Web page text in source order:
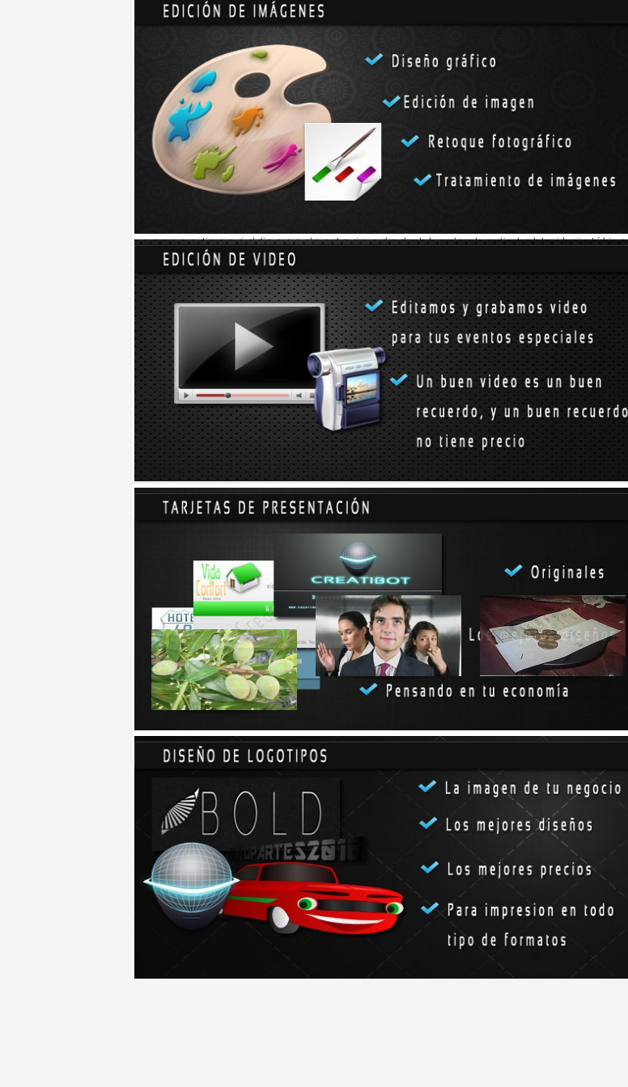
El almendro tiene numerosas propiedades que muchas personas las utilizan en sanación y también en
rituales de ayuda y prosperidad.
Sin embargo algunas de los beneficios del almendro son: el comer su fruto curara o combatirá las fiebres,
ingerir 5 almendras antes de beber previene la intoxicación.
Sin embargo existen creencias sobre el almendro que no se pueden comprobar: trepar un almendro asegura
el éxito en inversiones, poner almendras en los bolsillos le conducirá a un tesoro y que si los almendros están
cubiertos de flores y pocas hojas en primavera es señal de fertilidad, augura nacimientos y buen año de
matrimonio.
amarga contiene amigdalina que es la sustancia que les da el olor y el gusto particular del acido cianhídrico
que produce sin embargo son venenosas en grandes cantidades es por eso que no se recomienda consumir
agua de almendra ni el aceite del mismo.
Así que el almendro puede ser una muy buena opción para “los amantes de las bebidas alcohólicas” pero que
no les gusta llegar al grado de embriagarse.
fuente:http://www.planetacurioso.com/2009/10/05/%C2%BFsabias-que-comer-5-almendras-antes-de-
ingerir-bebidas-alcoholicas-previene-la-borrachera/
Talvez le interese...
¿Sabias que comer 5
almendras antes de ingerir
bebidas alcohólicas
previene la borrachera?
propiedades que muchas...
¿Cuántos gases expulsamos
al día?
Según el Instituto Nacional de
dar propinas en Japón es
signo de mala educación
Así es, Japón es un país un tanto